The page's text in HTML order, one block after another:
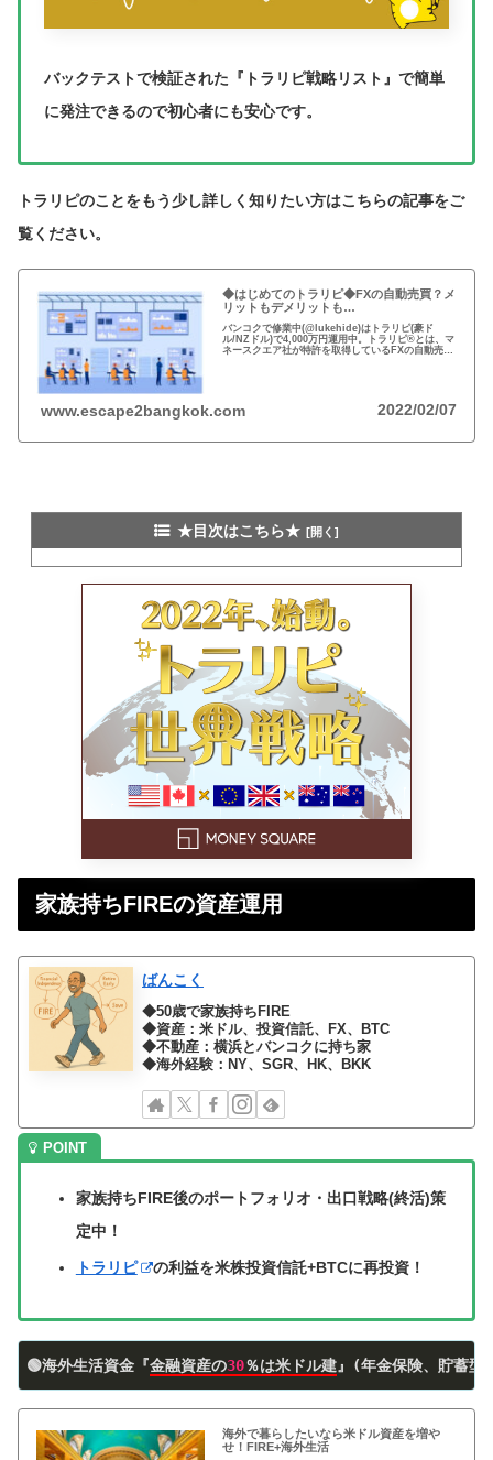
バックテストで検証された『トラリピ戦略リスト』で簡単
に発注できるので初心者にも安心です。
トラリピのことをもう少し詳しく知りたい方はこちらの記事をご
覧ください。
◆はじめてのトラリピ◆FXの自動売買？メ
リットもデメリットも…
バンコクで修業中(@lukehide)はトラリピ(豪ド
ル/NZドル)で4,000万円運用中。トラリピ®とは、マ
ネースクエア社が特許を取得しているFXの自動売買
www.escape2bangkok.com 2022/02/07
★目次はこちら★
家族持ちFIREの資産運用
ばんこく
◆50歳で家族持ちFIRE
◆資産：米ドル、投資信託、FX、BTC
◆不動産：横浜とバンコクに持ち家
◆海外経験：NY、SGR、HK、BKK
家族持ちFIRE後のポートフォリオ・出口戦略(終活)策
定中！
トラリピ の利益を米株投資信託+BTCに再投資！
🟢海外生活資金『金融資産の30％は米ドル建』(年金保険、貯蓄型
海外で暮らしたいなら米ドル資産を増や
せ！FIRE+海外生活